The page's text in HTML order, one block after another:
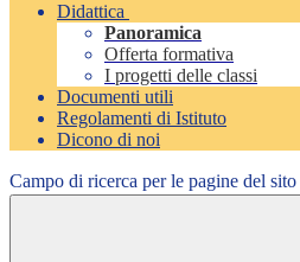
Didattica
Panoramica
Offerta formativa
I progetti delle classi
Documenti utili
Regolamenti di Istituto
Dicono di noi
Campo di ricerca per le pagine del sito